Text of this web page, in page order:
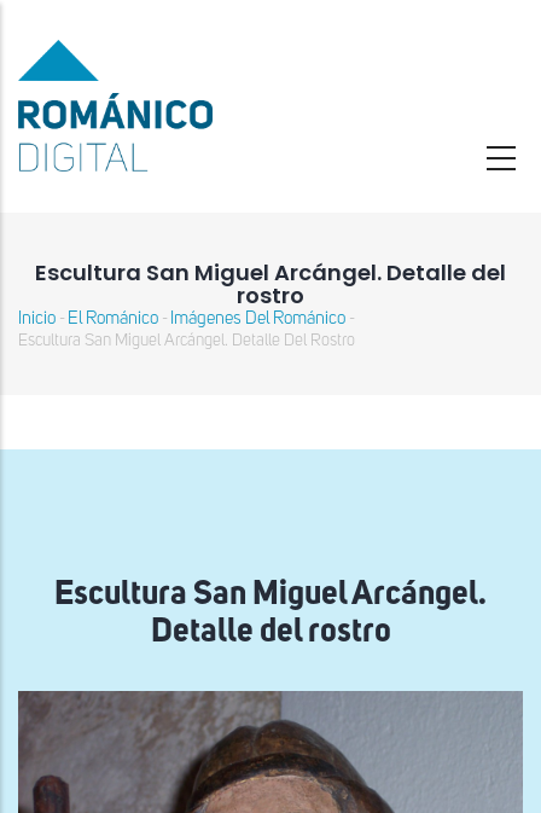
contenido
principal
Escultura San Miguel Arcángel. Detalle del
rostro
Sobrescribir
ayuda
Inicio - El Románico - Imágenes Del Románico -
Escultura San Miguel Arcángel. Detalle Del Rostro
Escultura San Miguel Arcángel.
Detalle del rostro